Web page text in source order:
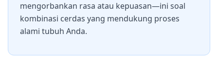
mengorbankan rasa atau kepuasan—ini soal
kombinasi cerdas yang mendukung proses
alami tubuh Anda.